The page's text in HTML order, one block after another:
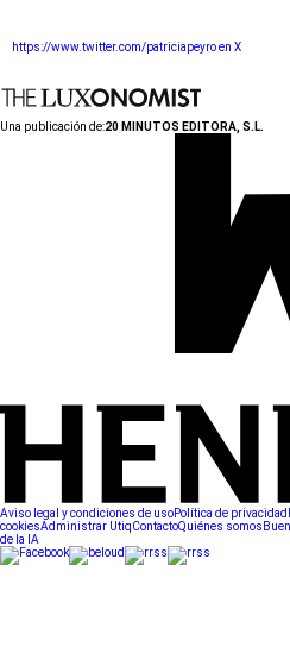
https://www.twitter.com/patriciapeyro en X
Una publicación de:20 MINUTOS EDITORA, S.L.
Aviso legal y condiciones de usoPolítica de privacidad
cookiesAdministrar UtiqContactoQuiénes somos
de la IA